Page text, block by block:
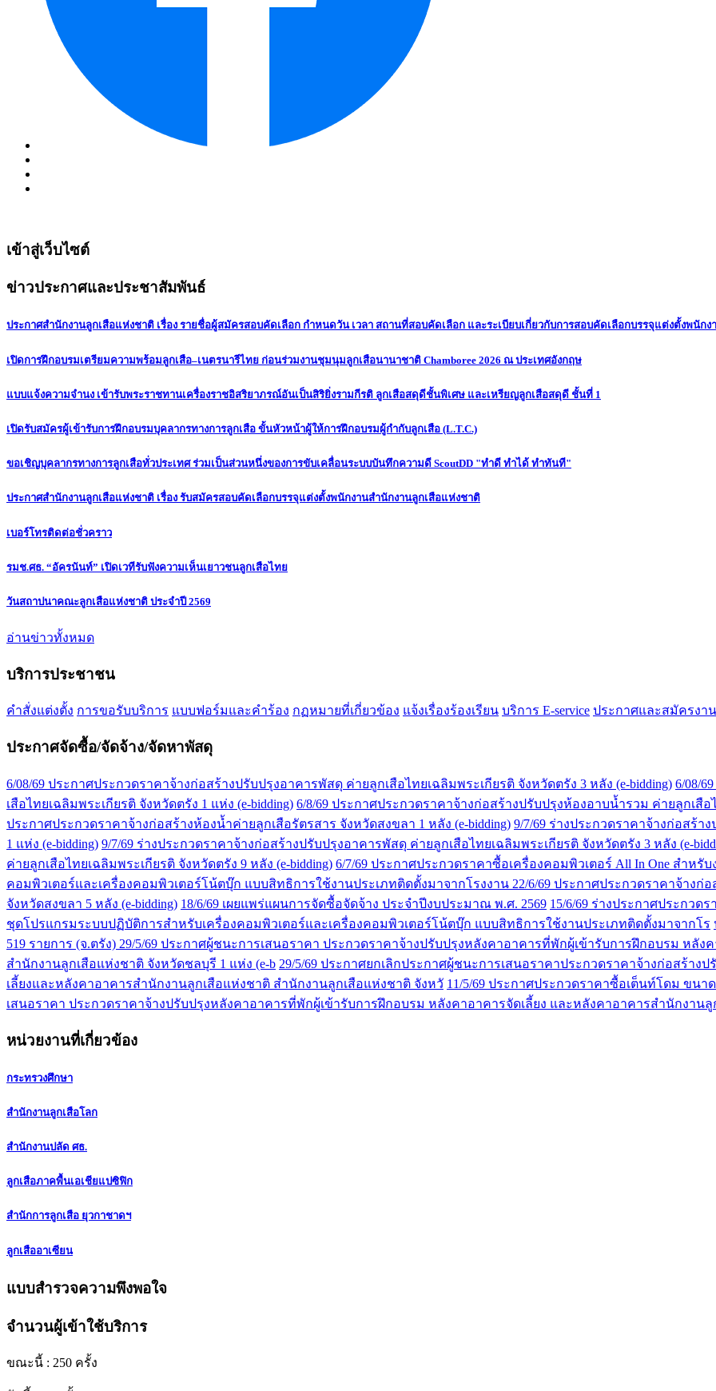
เข้าสู่เว็บไซต์
ข่าวประกาศและประชาสัมพันธ์
ประกาศสำนักงานลูกเสือแห่งชาติ เรื่อง รายชื่อผู้สมัครสอบคัดเลือก กำหนดวัน เวลา สถานที่สอบคัดเลือก และระเบียบเกี่ยวกับการสอบคัดเลือกบรรจุแต่งตั้งพนัก
เปิดการฝึกอบรมเตรียมความพร้อมลูกเสือ–เนตรนารีไทย ก่อนร่วมงานชุมนุมลูกเสือนานาชาติ Chamboree 2026 ณ ประเทศอังกฤษ
แบบแจ้งความจำนง เข้ารับพระราชทานเครื่องราชอิสริยาภรณ์อันเป็นสิริยิ่งรามกีรติ ลูกเสือสดุดีชั้นพิเศษ และเหรียญลูกเสือสดุดี ชั้นที่ 1
เปิดรับสมัครผู้เข้ารับการฝึกอบรมบุคลากรทางการลูกเสือ ขั้นหัวหน้าผู้ให้การฝึกอบรมผู้กำกับลูกเสือ (L.T.C.)
ขอเชิญบุคลากรทางการลูกเสือทั่วประเทศ ร่วมเป็นส่วนหนึ่งของการขับเคลื่อนระบบบันทึกความดี ScoutDD "ทำดี ทำได้ ทำทันที"
ประกาศสำนักงานลูกเสือแห่งชาติ เรื่อง รับสมัครสอบคัดเลือกบรรจุแต่งตั้งพนักงานสำนักงานลูกเสือแห่งชาติ
เบอร์โทรติดต่อชั่วคราว
รมช.ศธ. “อัครนันท์” เปิดเวทีรับฟังความเห็นเยาวชนลูกเสือไทย
วันสถาปนาคณะลูกเสือแห่งชาติ ประจำปี 2569
อ่านข่าวทั้งหมด
บริการประชาชน
คำสั่งแต่งตั้ง การขอรับบริการ แบบฟอร์มและคำร้อง กฏหมายที่เกี่ยวข้อง แจ้งเรื่องร้องเรียน บริการ E-service ประกาศและสมัครงาน
ประกาศจัดซื้อ/จัดจ้าง/จัดหาพัสดุ
6/08/69 ประกาศประกวดราคาจ้างก่อสร้างปรับปรุงอาคารพัสดุ ค่ายลูกเสือไทยเฉลิมพระเกียรติ จังหวัดตรัง 3 หลัง (e-bidding) 6/08/
เสือไทยเฉลิมพระเกียรติ จังหวัดตรัง 1 แห่ง (e-bidding) 6/8/69 ประกาศประกวดราคาจ้างก่อสร้างปรับปรุงห้องอาบน้ำรวม ค่ายลูกเสือ
ประกาศประกวดราคาจ้างก่อสร้างห้องน้ำค่ายลูกเสือรัตรสาร จังหวัดสงขลา 1 หลัง (e-bidding) 9/7/69 ร่างประกวดราคาจ้างก่อสร้า
1 แห่ง (e-bidding) 9/7/69 ร่างประกวดราคาจ้างก่อสร้างปรับปรุงอาคารพัสดุ ค่ายลูกเสือไทยเฉลิมพระเกียรติ จังหวัดตรัง 3 หลัง (e-
ค่ายลูกเสือไทยเฉลิมพระเกียรติ จังหวัดตรัง 9 หลัง (e-bidding) 6/7/69 ประกาศประกวดราคาซื้อเครื่องคอมพิวเตอร์ All In One สำ
คอมพิวเตอร์และเครื่องคอมพิวเตอร์โน้ตบุ๊ก แบบสิทธิการใช้งานประเภทติดตั้งมาจากโรงงาน 22/6/69 ประกาศประกวดราคาจ้างก่
จังหวัดสงขลา 5 หลัง (e-bidding) 18/6/69 เผยแพร่แผนการจัดซื้อจัดจ้าง ประจำปีงบประมาณ พ.ศ. 2569 15/6/69 ร่างประกาศประกวด
ชุดโปรแกรมระบบปฏิบัติการสำหรับเครื่องคอมพิวเตอร์และเครื่องคอมพิวเตอร์โน้ตบุ๊ก แบบสิทธิการใช้งานประเภทติดตั้งมาจากโร
519 รายการ (จ.ตรัง) 29/5/69 ประกาศผู้ชนะการเสนอราคา ประกวดราคาจ้างปรับปรุงหลังคาอาคารที่พักผู้เข้ารับการฝึกอบรม หลั
สำนักงานลูกเสือแห่งชาติ จังหวัดชลบุรี 1 แห่ง (e-b 29/5/69 ประกาศยกเลิกประกาศผู้ชนะการเสนอราคาประกวดราคาจ้างก่อสร้า
เลี้ยงและหลังคาอาคารสำนักงานลูกเสือแห่งชาติ สำนักงานลูกเสือแห่งชาติ จังหวั 11/5/69 ประกาศประกวดราคาซื้อเต็นท์โดม ขนา
เสนอราคา ประกวดราคาจ้างปรับปรุงหลังคาอาคารที่พักผู้เข้ารับการฝึกอบรม หลังคาอาคารจัดเลี้ยง และหลังคาอาคารสำนักงาน
หน่วยงานที่เกี่ยวข้อง
กระทรวงศึกษา
สำนักงานลูกเสือโลก
สำนักงานปลัด ศธ.
ลูกเสือภาคพื้นเอเชียแปซิฟิก
สำนักการลูกเสือ ยุวกาชาดฯ
ลูกเสืออาเซียน
แบบสำรวจความพึงพอใจ
จำนวนผู้เข้าใช้บริการ
ขณะนี้ : 250 ครั้ง